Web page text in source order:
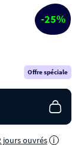
-25%
Offre spéciale
jours ouvrés i